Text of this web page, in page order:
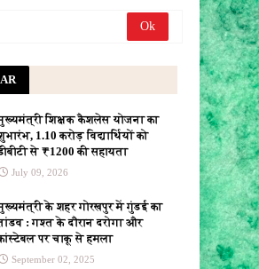
शिक्षक कैशलेस योजना का
1.10 करोड़ विद्यार्थियों को
से ₹1200 की सहायता
July 09, 2026
के शहर गोरखपुर में गुंडई का
: गश्त के दौरान दरोगा और
पर चाकू से हमला
September 02, 2025